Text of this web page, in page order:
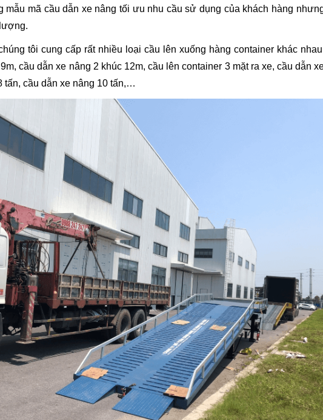
mẫu mã cầu dẫn xe nâng tối ưu nhu cầu sử dụng của khách hàng
tôi cung cấp rất nhiều loại cầu lên xuống hàng container khác
cầu dẫn xe nâng 2 khúc 12m, cầu lên container 3 mặt ra xe, cầu dẫn
tấn, cầu dẫn xe nâng 10 tấn,…